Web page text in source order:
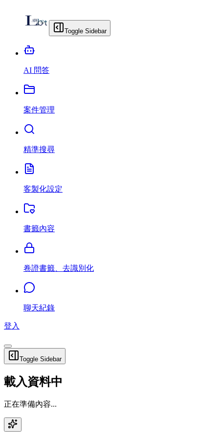
Toggle Sidebar
AI 問答
案件管理
精準搜尋
客製化設定
書籤內容
卷證書籤、去識別化
聊天紀錄
登入
Toggle Sidebar
載入資料中
正在準備內容...